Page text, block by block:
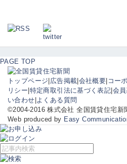
PAGE TOP
トップページ 広告掲載 会社概要 コー
リシー 特定商取引法に基づく表記 会
い合わせ よくある質問
©2004-2016 株式会社 全国賃貸住宅
Web produced by Easy